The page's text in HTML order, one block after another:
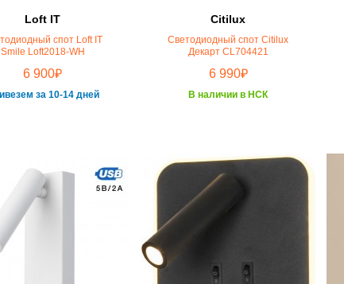
Loft IT
спот Loft IT
Smile Loft2018-WH
6 900₽
за 10-14 дней
Citilux
Светодиодный спот Citilux
Декарт CL704421
6 990₽
В наличии в НСК